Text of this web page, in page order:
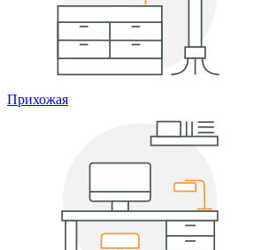
Прихожая